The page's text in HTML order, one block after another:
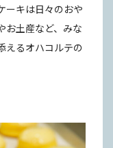
ーキは日々のおや
お土産など、みな
えるオハコルテの